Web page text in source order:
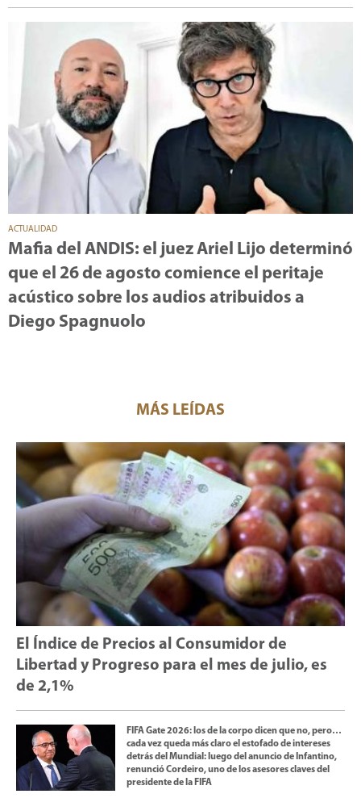
ACTUALIDAD
Mafia del ANDIS: el juez Ariel Lijo determinó
que el 26 de agosto comience el peritaje
acústico sobre los audios atribuidos a
Diego Spagnuolo
MÁS LEÍDAS
El Índice de Precios al Consumidor de
Libertad y Progreso para el mes de julio, es
de 2,1%
FIFA Gate 2026: los de la corpo dicen que no, pero…
cada vez queda más claro el estofado de intereses
detrás del Mundial: luego del anuncio de Infantino,
renunció Cordeiro, uno de los asesores claves del
presidente de la FIFA